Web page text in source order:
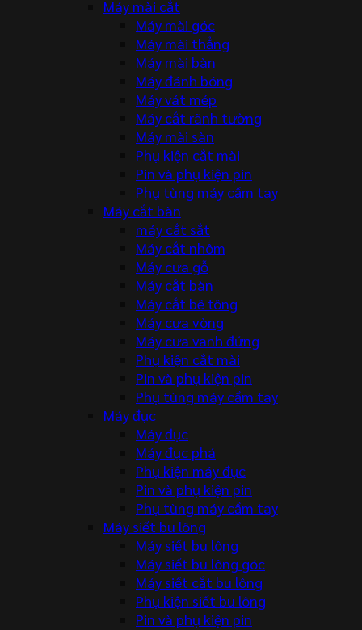
Máy mài cắt
Máy mài góc
Máy mài thẳng
Máy mài bàn
Máy đánh bóng
Máy vát mép
Máy cắt rãnh tường
Máy mài sàn
Phụ kiện cắt mài
Pin và phụ kiện pin
Phụ tùng máy cầm tay
Máy cắt bàn
máy cắt sắt
Máy cắt nhôm
Máy cưa gỗ
Máy cắt bàn
Máy cắt bê tông
Máy cưa vòng
Máy cưa vanh đứng
Phụ kiện cắt mài
Pin và phụ kiện pin
Phụ tùng máy cầm tay
Máy đục
Máy đục
Máy đục phá
Phụ kiện máy đục
Pin và phụ kiện pin
Phụ tùng máy cầm tay
Máy siết bu lông
Máy siết bu lông
Máy siết bu lông góc
Máy siết cắt bu lông
Phụ kiện siết bu lông
Pin và phụ kiện pin